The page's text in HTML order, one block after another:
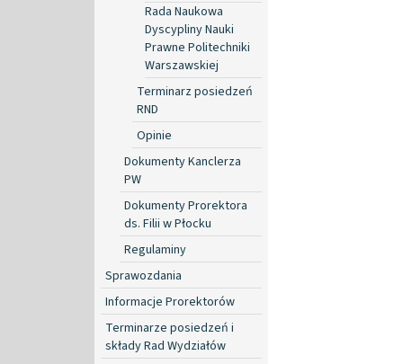
Rada Naukowa
Dyscypliny Nauki
Prawne Politechniki
Warszawskiej
Terminarz posiedzeń
RND
Opinie
Dokumenty Kanclerza
PW
Dokumenty Prorektora
ds. Filii w Płocku
Regulaminy
Sprawozdania
Informacje Prorektorów
Terminarze posiedzeń i
składy Rad Wydziałów